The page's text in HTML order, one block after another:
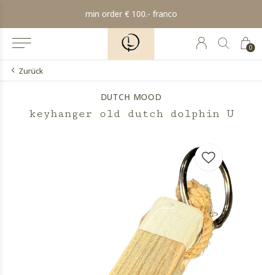
0
min order € 100.- franco
Zurück
DUTCH MOOD
keyhanger old dutch dolphin U